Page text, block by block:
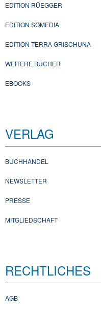
EDITION RÜEGGER
EDITION SOMEDIA
EDITION TERRA GRISCHUNA
WEITERE BÜCHER
EBOOKS
VERLAG
BUCHHANDEL
NEWSLETTER
PRESSE
MITGLIEDSCHAFT
RECHTLICHES
AGB